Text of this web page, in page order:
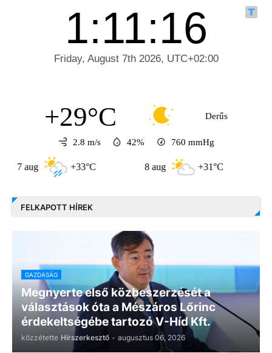
+29°C Derűs
2.8 m/s 42% 760 mmHg
+33°C +31°C
FELKAPOTT HÍREK
GAZDASÁG
Megnyerte első közbeszerzését a
választások óta a Mészáros Lőrinc
érdekeltségébe tartozó V-Híd Kft.
közzétette Hírszerkesztő - augusztus 06, 2026